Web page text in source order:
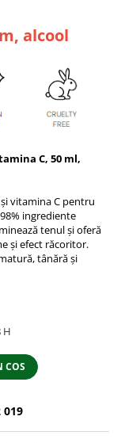
alcool
C, 50 ml,
vitamina C pentru
ingrediente
tenul și oferă
și efect răcoritor.
tânără și
H
COS
019